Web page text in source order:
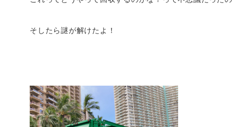
そしたら謎が解けたよ！